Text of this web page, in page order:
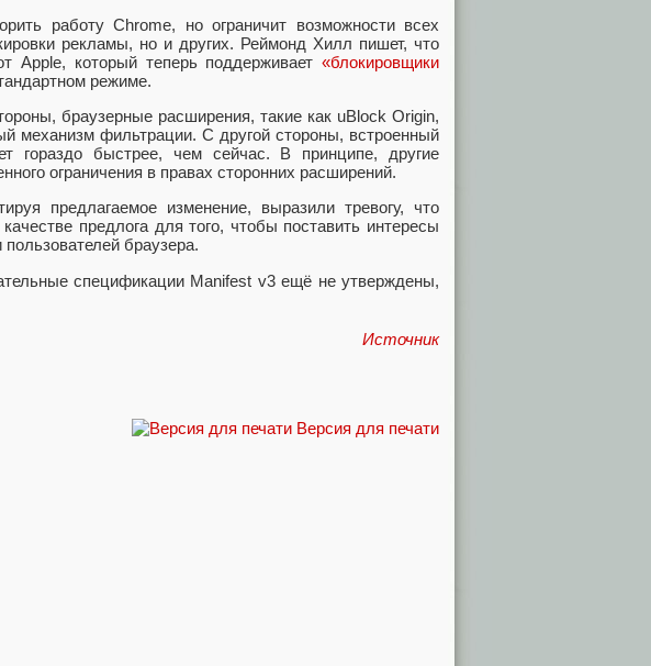
работу Chrome, но ограничит возможности всех
рекламы, но и других. Реймонд Хилл пишет, что
Apple, который теперь поддерживает «блокировщики
режиме.
браузерные расширения, такие как uBlock Origin,
механизм фильтрации. С другой стороны, встроенный
гораздо быстрее, чем сейчас. В принципе, другие
ограничения в правах сторонних расширений.
предлагаемое изменение, выразили тревогу, что
предлога для того, чтобы поставить интересы
браузера.
спецификации Manifest v3 ещё не утверждены,
Источник
Версия для печати